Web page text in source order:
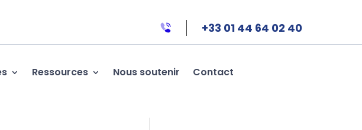
+33 01 44 64 02 40
Ressources Nous soutenir Contact